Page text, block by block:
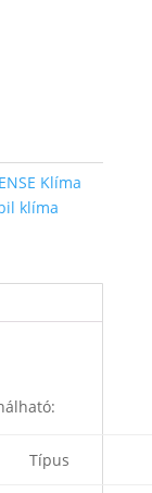
Klíma
klíma
Típus